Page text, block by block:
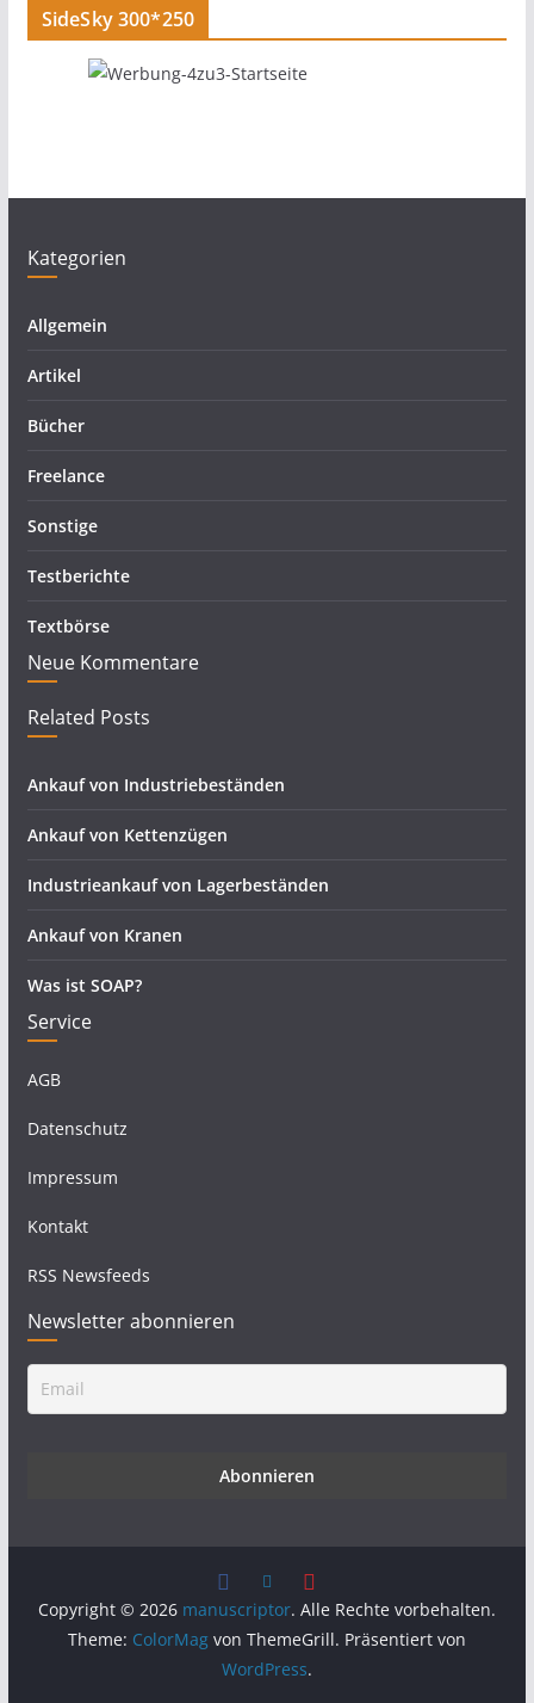
SideSky 300*250
Kategorien
Allgemein
Artikel
Bücher
Freelance
Sonstige
Testberichte
Textbörse
Neue Kommentare
Related Posts
Ankauf von Industriebeständen
Ankauf von Kettenzügen
Industrieankauf von Lagerbeständen
Ankauf von Kranen
Was ist SOAP?
Service
AGB
Datenschutz
Impressum
Kontakt
RSS Newsfeeds
Newsletter abonnieren
Copyright © 2026 manuscriptor. Alle Rechte vorbehalten.
Theme: ColorMagvon ThemeGrill. Präsentiert von
WordPress.